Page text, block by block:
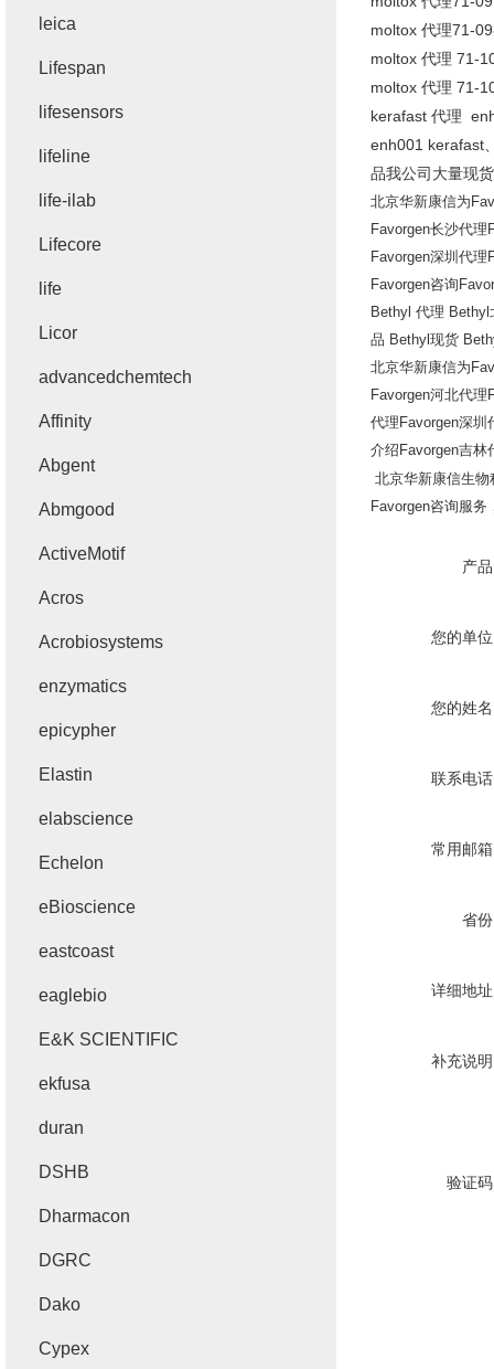
moltox 代理71-
moltox 代理 71-
moltox 代理 71-
kerafast 代理
enh001 kerafast
品我公司大量现
北京华新康信为
Favorgen长沙代理
Favorgen深圳代理
Favorgen咨询
Bethyl 代理 Bethyl
品 Bethyl 现货
北京华新康信为
Favorgen河北代理
代理 Favorgen深圳
介绍 Favorgen吉林
北京华新康信生物
Favorgen咨询服务
产
您的单
您的姓
联系电
常用邮
省
详细地
补充说
验证
leica
Lifespan
lifesensors
lifeline
life-ilab
Lifecore
life
Licor
advancedchemtech
Affinity
Abgent
Abmgood
ActiveMotif
Acros
Acrobiosystems
enzymatics
epicypher
Elastin
elabscience
Echelon
eBioscience
eastcoast
eaglebio
E&K SCIENTIFIC
ekfusa
duran
DSHB
Dharmacon
DGRC
Dako
Cypex